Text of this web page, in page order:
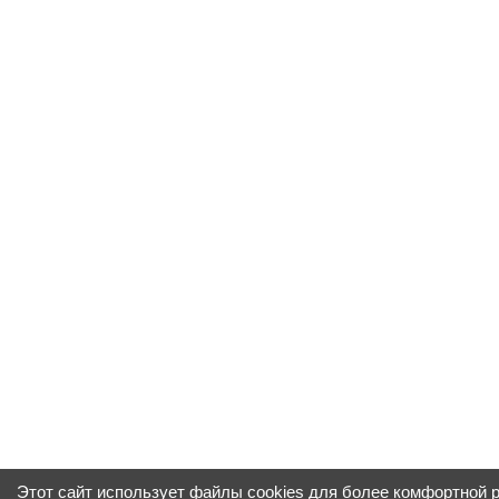
Этот сайт использует файлы cookies для более комфортной